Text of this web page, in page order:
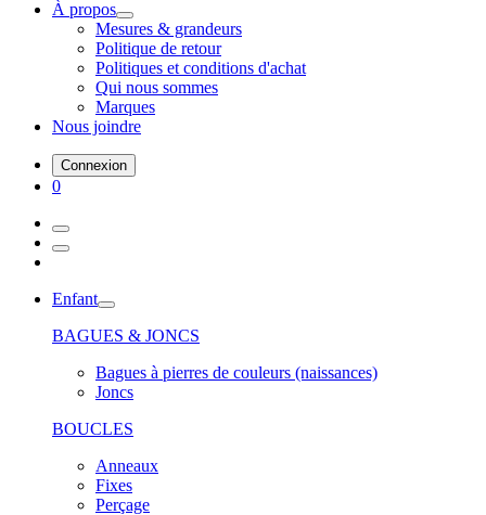
À propos
Mesures & grandeurs
Politique de retour
Politiques et conditions d'achat
Qui nous sommes
Marques
Nous joindre
Connexion
0
Enfant
BAGUES & JONCS
Bagues à pierres de couleurs (naissances)
Joncs
BOUCLES
Anneaux
Fixes
Perçage